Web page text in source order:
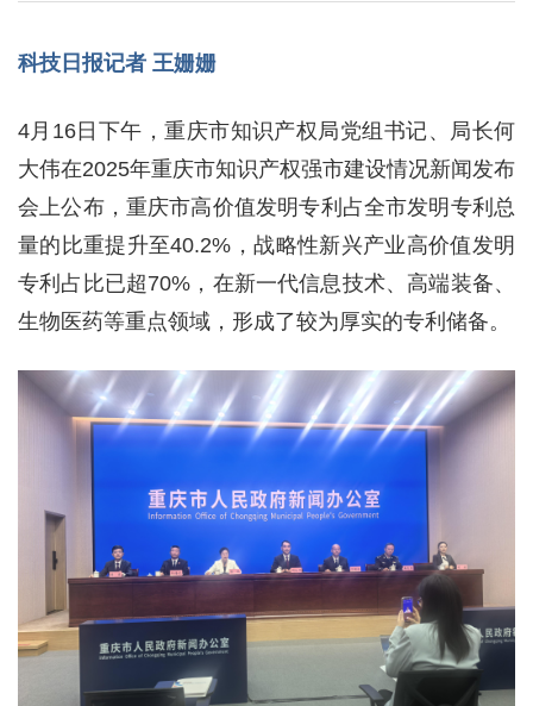
科技日报记者 王姗姗
4月16日下午，重庆市知识产权局党组书记、局长何
大伟在2025年重庆市知识产权强市建设情况新闻发布
会上公布，重庆市高价值发明专利占全市发明专利总
量的比重提升至40.2%，战略性新兴产业高价值发明
专利占比已超70%，在新一代信息技术、高端装备、
生物医药等重点领域，形成了较为厚实的专利储备。